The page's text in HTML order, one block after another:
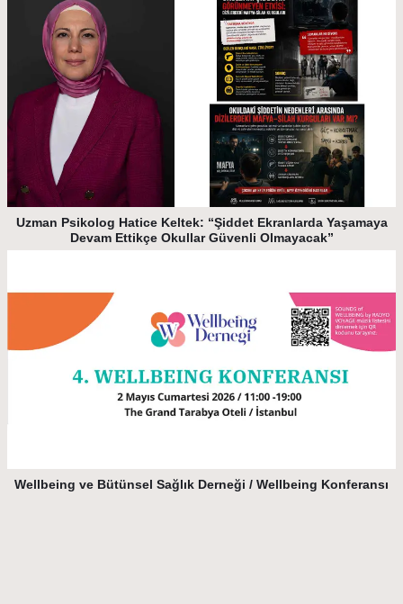
Uzman Psikolog Hatice Keltek: “Şiddet Ekranlarda Yaşamaya
Devam Ettikçe Okullar Güvenli Olmayacak”
Wellbeing ve Bütünsel Sağlık Derneği / Wellbeing Konferansı